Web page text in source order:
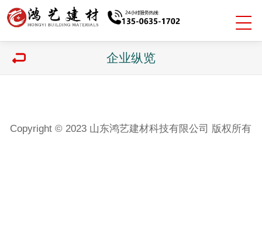
企业纵览
Copyright © 2023 山东鸿艺建材科技有限公司 版权所有